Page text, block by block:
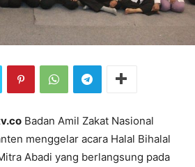
Badan Amil Zakat Nasional
menggelar acara Halal Bihalal
Abadi yang berlangsung pada